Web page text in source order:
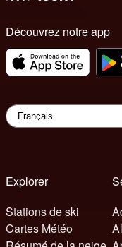
Découvrez notre app
Explorer
Stations de ski
Cartes Météo